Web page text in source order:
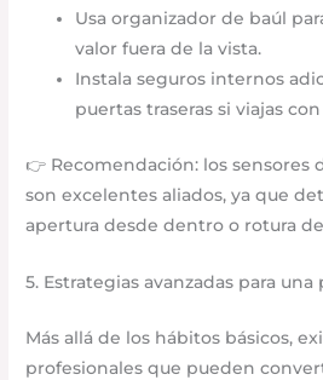
Usa organizador de baúl
valor fuera de la vista.
Instala seguros internos
puertas traseras si viajas
👉 Recomendación: los
son excelentes aliados, ya que
apertura desde dentro o rotura
5. Estrategias avanzadas para
Más allá de los hábitos básicos,
profesionales que pueden